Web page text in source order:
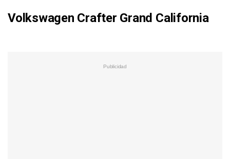
Volkswagen Crafter Grand California